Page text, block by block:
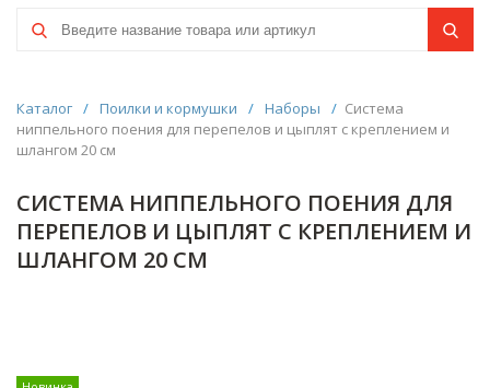
Каталог / Поилки и кормушки / Наборы / Система
ниппельного поения для перепелов и цыплят с креплением и
шлангом 20 см
СИСТЕМА НИППЕЛЬНОГО ПОЕНИЯ ДЛЯ
ПЕРЕПЕЛОВ И ЦЫПЛЯТ С КРЕПЛЕНИЕМ И
ШЛАНГОМ 20 СМ